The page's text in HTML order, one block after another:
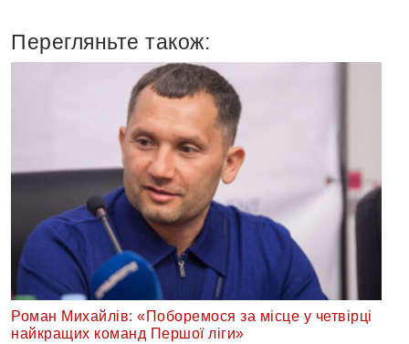
Перегляньте також:
Роман Михайлів: «Поборемося за місце у четвірці
найкращих команд Першої ліги»